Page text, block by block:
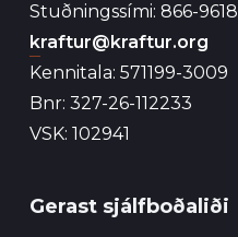
Stuðningssími: 866-9618
kraftur@kraftur.org
Kennitala: 571199-3009
Bnr: 327-26-112233
VSK: 102941
Gerast sjálfboðaliði